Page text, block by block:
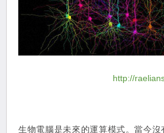
http://
生物電腦是未來的運算模式。當今